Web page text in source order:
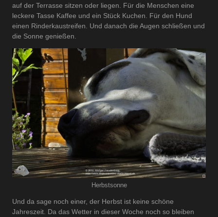
auf der Terrasse sitzen oder liegen. Für die Menschen eine
leckere Tasse Kaffee und ein Stück Kuchen. Für den Hund
einen Rinderkaustreifen. Und danach die Augen schließen und
die Sonne genießen.
Herbstsonne
Und da sage noch einer, der Herbst ist keine schöne
Jahreszeit. Da das Wetter in dieser Woche noch so bleiben